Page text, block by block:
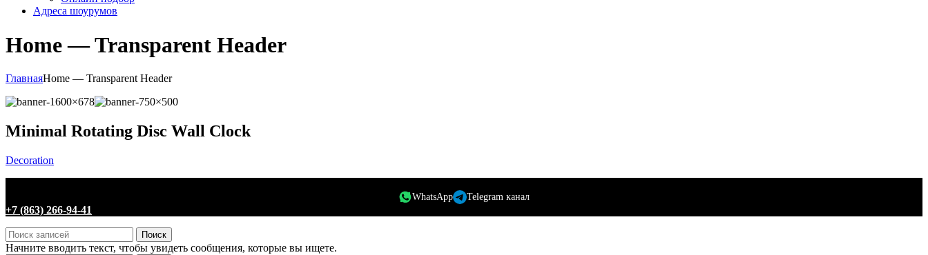
Адреса шоурумов
Home — Transparent Header
ГлавнаяHome — Transparent Header
Minimal Rotating Disc Wall Clock
Decoration
WhatsApp Telegram канал
+7 (863) 266-94-41
Поиск
Начните вводить текст, чтобы увидеть сообщения, которые вы ищете.